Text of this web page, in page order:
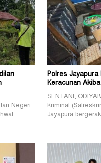
Negeri
Polres Jayapura
Keracunan
SENTANI,
Kriminal
Jayapura